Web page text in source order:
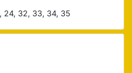
24, 32, 33, 34, 35